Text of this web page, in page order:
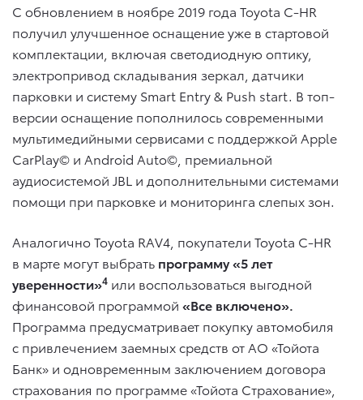
С обновлением в ноябре 2019 года Toyota C-HR
получил улучшенное оснащение уже в стартовой
комплектации, включая светодиодную оптику,
электропривод складывания зеркал, датчики
парковки и систему Smart Entry & Push start. В топ-
версии оснащение пополнилось современными
мультимедийными сервисами с поддержкой Apple
CarPlay© и Android Auto©, премиальной
аудиосистемой JBL и дополнительными системами
помощи при парковке и мониторинга слепых зон.
Аналогично Toyota RAV4, покупатели Toyota C-HR
в марте могут выбрать программу «5 лет
уверенности»4 или воспользоваться выгодной
финансовой программой «Все включено».
Программа предусматривает покупку автомобиля
с привлечением заемных средств от АО «Тойота
Банк» и одновременным заключением договора
страхования по программе «Тойота Страхование»,